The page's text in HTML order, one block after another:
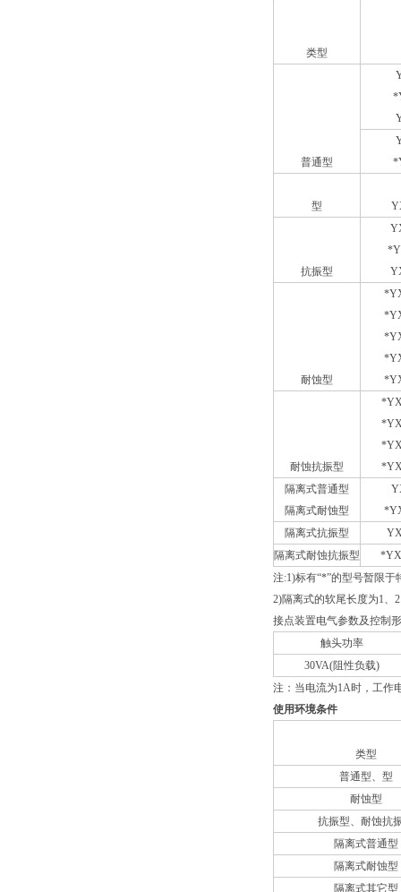
类型
普通型
型
抗振型
耐蚀型
耐蚀抗振型
隔离式普通型
隔离式耐蚀型
隔离式抗振型
隔离式耐蚀抗振型
注:1)标有“*”的型号暂限于
2)隔离式的软尾长度为1、
接点装置电气参数及控制
触头功率
30VA(阻性负载)
注：当电流为1A时，工作
使用环境条件
类型
普通型、型
耐蚀型
抗振型、耐蚀抗
隔离式普通型
隔离式耐蚀型
隔离式其它型